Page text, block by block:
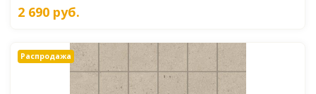
2 690 руб.
Распродажа